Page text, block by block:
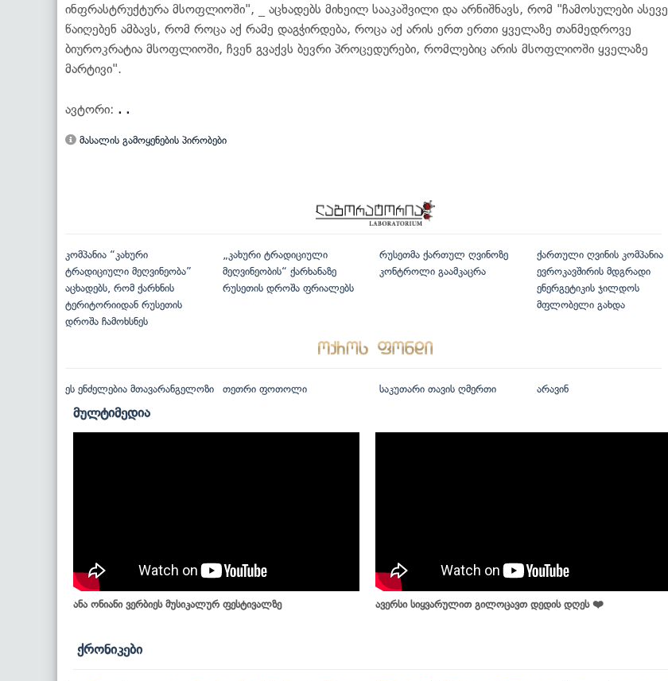
ინფრასტრუქტურა მსოფლიოში", _ აცხადებს მიხეილ სააკაშვილი და არნიშნავს, რომ "ჩამოსულები ასევე
წაიღებენ ამბავს, რომ როცა აქ რამე დაგჭირდება, როცა აქ არის ერთ ერთი ყველაზე თანმედროვე
ბიუროკრატია მსოფლიოში, ჩვენ გვაქვს ბევრი პროცედურები, რომლებიც არის მსოფლიოში ყველაზე
მარტივი".
ავტორი: . .
მასალის გამოყენების პირობები
კომპანია “კახური
ტრადიციული მეღვინეობა”
აცხადებს, რომ ქარხნის
ტერიტორიიდან რუსეთის
დროშა ჩამოხსნეს
„კახური ტრადიციული
მეღვინეობის“ ქარხანაზე
რუსეთის დროშა ფრიალებს
რუსეთმა ქართულ ღვინოზე
კონტროლი გაამკაცრა
ქართული ღვინის კომპანია
ევროკავშირის მდგრადი
ენერგეტიკის ჯილდოს
მფლობელი გახდა
ეს ენძელებია მთავარანგელოზი თეთრი ფოთოლი საკუთარი თავის ღმერთი არავინ
მულტიმედია
ანა ონიანი ვერბიეს მუსიკალურ ფესტივალზე ავერსი სიყვარულით გილოცავთ დედის დღეს ❤️
ქრონიკები